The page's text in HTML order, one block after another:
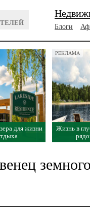
Блоги
для жизни
РЕКЛАМА
Жизнь в